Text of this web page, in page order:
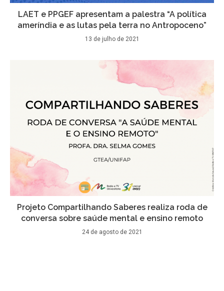
LAET e PPGEF apresentam a palestra “A política
ameríndia e as lutas pela terra no Antropoceno”
13 de julho de 2021
Projeto Compartilhando Saberes realiza roda de
conversa sobre saúde mental e ensino remoto
24 de agosto de 2021